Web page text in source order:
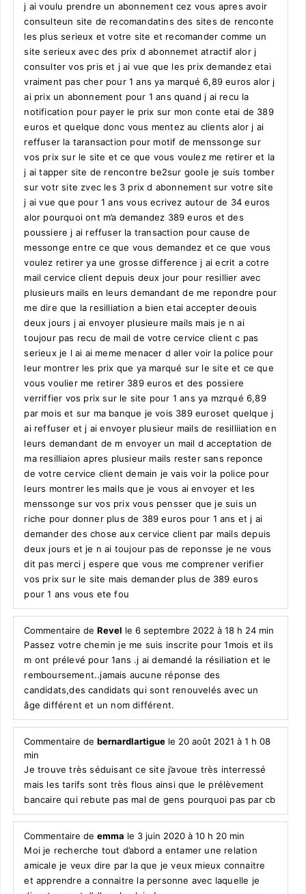
j ai voulu prendre un abonnement cez vous apres avoir
consulteun site de recomandatins des sites de renconte
les plus serieux et votre site et recomander comme un
site serieux avec des prix d abonnemet atractif alor j
consulter vos pris et j ai vue que les prix demandez etai
vraiment pas cher pour 1 ans ya marqué 6,89 euros alor j
ai prix un abonnement pour 1 ans quand j ai recu la
notification pour payer le prix sur mon conte etai de 389
euros et quelque donc vous mentez au clients alor j ai
reffuser la taransaction pour motif de menssonge sur
vos prix sur le site et ce que vous voulez me retirer et la
j ai tapper site de rencontre be2sur goole je suis tomber
sur votr site zvec les 3 prix d abonnement sur votre site
j ai vue que pour 1 ans vous ecrivez autour de 34 euros
alor pourquoi ont m’a demandez 389 euros et des
poussiere j ai reffuser la transaction pour cause de
messonge entre ce que vous demandez et ce que vous
voulez retirer ya une grosse difference j ai ecrit a cotre
mail cervice client depuis deux jour pour resillier avec
plusieurs mails en leurs demandant de me repondre pour
me dire que la resilliation a bien etai accepter deouis
deux jours j ai envoyer plusieure mails mais je n ai
toujour pas recu de mail de votre cervice client c pas
serieux je l ai ai meme menacer d aller voir la police pour
leur montrer les prix que ya marqué sur le site et ce que
vous voulier me retirer 389 euros et des possiere
verriffier vos prix sur le site pour 1 ans ya mzrqué 6,89
par mois et sur ma banque je vois 389 euroset quelque j
ai reffuser et j ai envoyer plusieur mails de resilliiation en
leurs demandant de m envoyer un mail d acceptation de
ma resilliaion apres plusieur mails rester sans reponce
de votre cervice client demain je vais voir la police pour
leurs montrer les mails que je vous ai envoyer et les
menssonge sur vos prix vous pensser que je suis un
riche pour donner plus de 389 euros pour 1 ans et j ai
demander des chose aux cervice client par mails depuis
deux jours et je n ai toujour pas de reponsse je ne vous
dit pas merci j espere que vous me comprener verifier
vos prix sur le site mais demander plus de 389 euros
pour 1 ans vous ete fou
Commentaire deRevel le 6 septembre 2022 à 18 h 24 min
Passez votre chemin je me suis inscrite pour 1mois et ils
m ont prélevé pour 1ans .j ai demandé la résiliation et le
remboursement..jamais aucune réponse des
candidats,des candidats qui sont renouvelés avec un
âge différent et un nom différent.
Commentaire debernardlartigue le 20 août 2021 à 1 h 08
min
Je trouve très séduisant ce site j’avoue très interressé
mais les tarifs sont très flous ainsi que le prélèvement
bancaire qui rebute pas mal de gens pourquoi pas par cb
Commentaire deemma le 3 juin 2020 à 10 h 20 min
Moi je recherche tout d’abord a entamer une relation
amicale je veux dire par la que je veux mieux connaitre
et apprendre a connaitre la personne avec laquelle je